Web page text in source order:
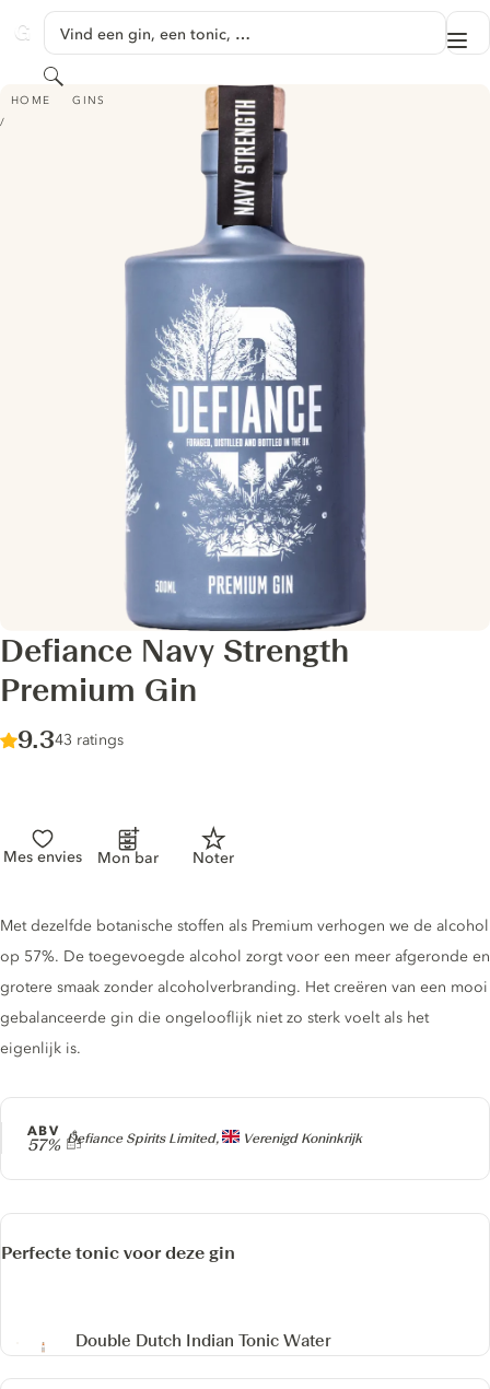
GINVENTORY
Vind een gin, een tonic, …
Zoeken
HOME GINS
DEFIANCE NAVY STRENGTH PREMIUM GIN
Defiance Navy Strength
Premium Gin
Score :
9.3/ 10
43 ratings
Mes envies Mon bar Noter
Producer
Defiance Spirits Limited, Verenigd Koninkrijk
ABV
57%
Gin description
Met dezelfde botanische stoffen als Premium verhogen we de alcohol
op 57%. De toegevoegde alcohol zorgt voor een meer afgeronde en
grotere smaak zonder alcoholverbranding. Het creëren van een mooi
gebalanceerde gin die ongelooflijk niet zo sterk voelt als het
eigenlijk is.
Perfecte tonic voor deze gin
Double Dutch Indian Tonic Water